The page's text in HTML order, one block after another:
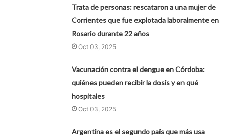
Trata de personas: rescataron a una mujer de
Corrientes que fue explotada laboralmente en
Rosario durante 22 años
Oct 03, 2025
Vacunación contra el dengue en Córdoba:
quiénes pueden recibir la dosis y en qué
hospitales
Oct 03, 2025
Argentina es el segundo país que más usa